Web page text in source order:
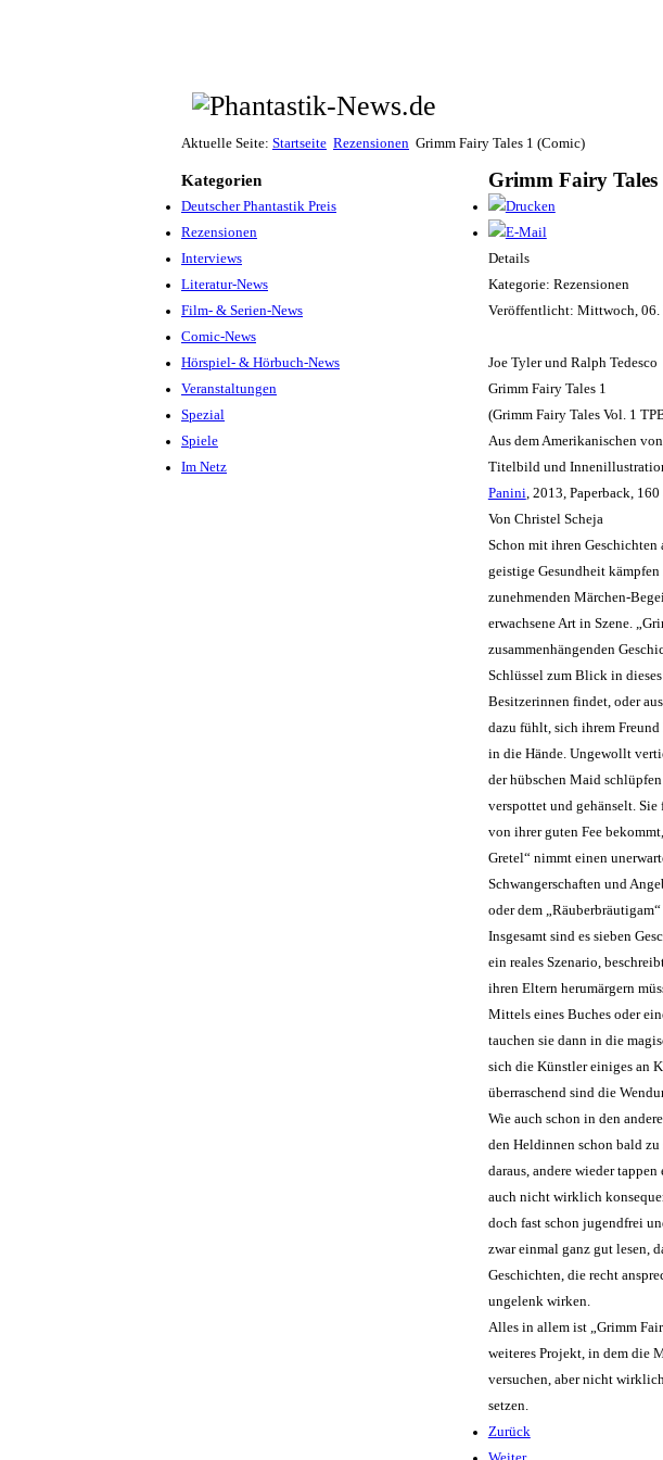
Aktuelle Seite: Startseite Rezensionen Grimm Fairy Tales 1 (Comic)
Kategorien
Deutscher Phantastik Preis
Rezensionen
Interviews
Literatur-News
Film- & Serien-News
Comic-News
Hörspiel- & Hörbuch-News
Veranstaltungen
Spezial
Spiele
Im Netz
Grimm Fairy Tales
Details
Kategorie: Rezensionen
Veröffentlicht: Mittwoch, 06.
Joe Tyler und Ralph Tedesco
Grimm Fairy Tales 1
(Grimm Fairy Tales Vol. 1
Aus dem Amerikanischen
Titelbild und
Panini , 2013, Paperback,
Von Christel Scheja
Schon mit ihren
geistige Gesundheit kämpfen
zunehmenden Märchen-
erwachsene Art in Szene.
zusammenhängenden
Schlüssel zum Blick in
Besitzerinnen findet, oder
dazu fühlt, sich ihrem
in die Hände. Ungewollt
der hübschen Maid
verspottet und gehänselt.
von ihrer guten Fee
Gretel“ nimmt einen
Schwangerschaften und
oder dem
Insgesamt sind es sieben
ein reales Szenario,
ihren Eltern herumärgern
Mittels eines Buches oder
tauchen sie dann in die
sich die Künstler einiges an
überraschend sind die
Wie auch schon in den
den Heldinnen schon bald zu
daraus, andere wieder
auch nicht wirklich
doch fast schon jugendfrei
zwar einmal ganz gut lesen,
Geschichten, die recht
ungelenk wirken.
Alles in allem ist „Grimm
weiteres Projekt, in dem die
versuchen, aber nicht
setzen.
Zurück